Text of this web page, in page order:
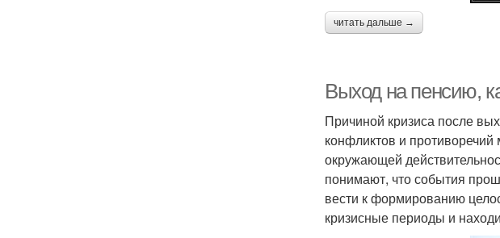
читать дальше →
Выход на пенсию,
Причиной кризиса после
конфликтов и
окружающей
понимают, что события
вести к формированию
кризисные периоды и